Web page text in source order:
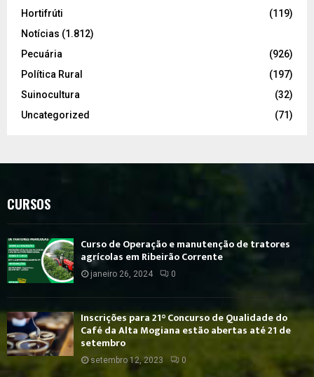
Hortifrúti
(119)
Notícias (1.812)
Pecuária
(926)
Política Rural
(197)
Suinocultura
(32)
Uncategorized
(71)
CURSOS
Curso de Operação e manutenção de tratores
agrícolas em Ribeirão Corrente
janeiro 26, 2024 0
Inscrições para 21° Concurso de Qualidade do
Café da Alta Mogiana estão abertas até 21 de
setembro
setembro 12, 2023 0